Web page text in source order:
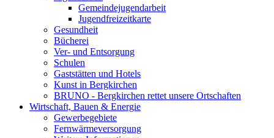
Gemeindejugendarbeit
Jugendfreizeitkarte
Gesundheit
Bücherei
Ver- und Entsorgung
Schulen
Gaststätten und Hotels
Kunst in Bergkirchen
BRUNO - Bergkirchen rettet unsere Ortschaften
Wirtschaft, Bauen & Energie
Gewerbegebiete
Fernwärmeversorgung